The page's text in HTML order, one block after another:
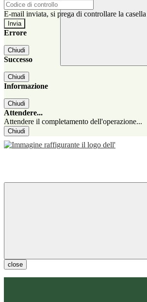
E-mail inviata, si prega di controllare la
Errore
Chiudi
Successo
Chiudi
Informazione
Chiudi
Attendere...
Attendere il completamento dell'operazione...
Chiudi
close